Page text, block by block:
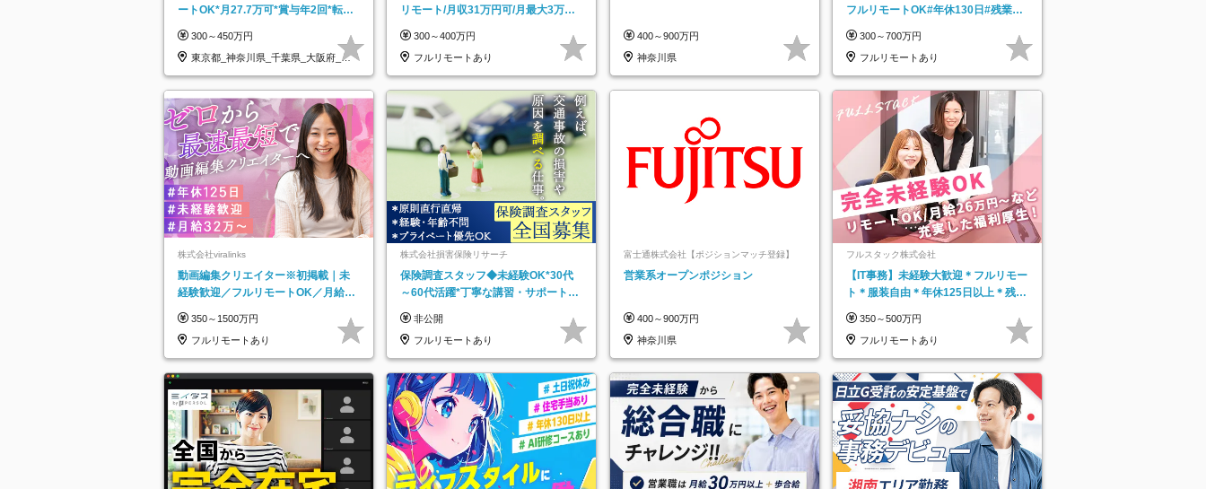
ートOK*月27.7万可*賞与年2回*転勤
300～450万円
東京都_神奈川県_千葉県_大阪府_愛
知県…
リモート/月収31万円可/月最大3万の
300～400万円
フルリモートあり
400～900万円
神奈川県
フルリモートOK#年休130日#残業月
300～700万円
フルリモートあり
株式会社viralinks
動画編集クリエイター※初掲載｜未
経験歓迎／フルリモートOK／月給32
350～1500万円
フルリモートあり
株式会社損害保険リサーチ
保険調査スタッフ◆未経験OK*30代
～60代活躍*丁寧な講習・サポートあ
託
非公開
フルリモートあり
富士通株式会社【ポジションマッチ登録】
営業系オープンポジション
400～900万円
神奈川県
フルスタック株式会社
【IT事務】未経験大歓迎＊フルリモー
ト＊服装自由＊年休125日以上＊残業
350～500万円
フルリモートあり